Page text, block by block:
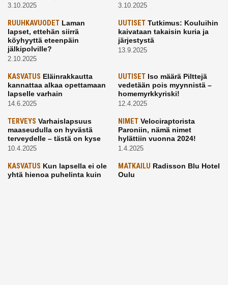
3.10.2025 3.10.2025
RUUHKAVUODET Laman
lapset, ettehän siirrä
köyhyyttä eteenpäin
jälkipolville?
2.10.2025
UUTISETTutkimus: Kouluihin
kaivataan takaisin kuria ja
järjestystä
13.9.2025
KASVATUS Eläinrakkautta
kannattaa alkaa opettamaan
lapselle varhain
14.6.2025
UUTISETIso määrä Pilttejä
vedetään pois myynnistä –
homemyrkkyriski!
12.4.2025
TERVEYS Varhaislapsuus
maaseudulla on hyvästä
terveydelle – tästä on kyse
10.4.2025
NIMETVelociraptorista
Paroniin, nämä nimet
hylättiin vuonna 2024!
1.4.2025
KASVATUS Kun lapsella ei ole
yhtä hienoa puhelinta kuin
MATKAILU Radisson Blu Hotel
Oulu